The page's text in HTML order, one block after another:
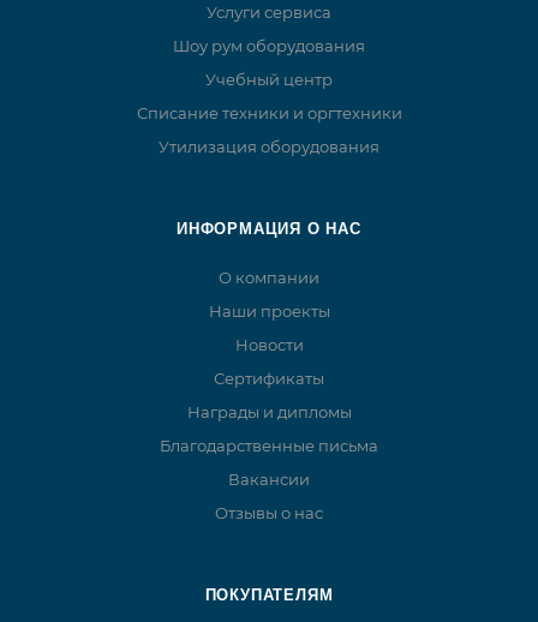
Услуги сервиса
Шоу рум оборудования
Учебный центр
Списание техники и оргтехники
Утилизация оборудования
ИНФОРМАЦИЯ О НАС
О компании
Наши проекты
Новости
Сертификаты
Награды и дипломы
Благодарственные письма
Вакансии
Отзывы о нас
ПОКУПАТЕЛЯМ